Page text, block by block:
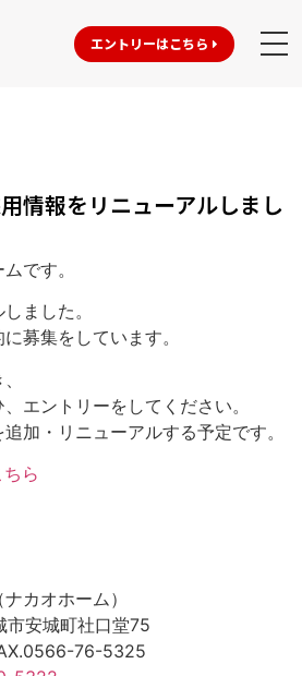
エントリーはこちら
情報をリニューアルしまし
です。
ました。
募集をしています。
エントリーをしてください。
加・リニューアルする予定です。
ら
カオホーム）
安城町社口堂75
76-5325